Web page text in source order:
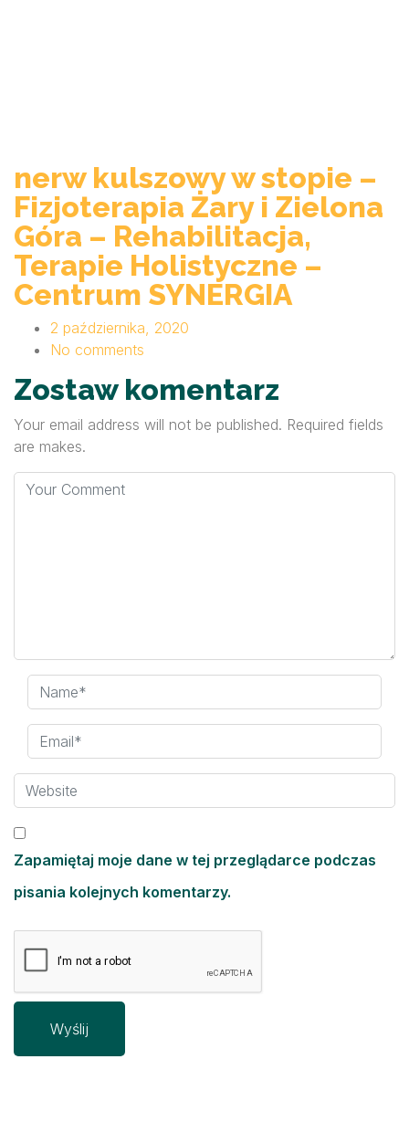
nerw kulszowy w stopie –
Fizjoterapia Żary i Zielona
Góra – Rehabilitacja,
Terapie Holistyczne –
Centrum SYNERGIA
2 października, 2020
No comments
Zostaw komentarz
Your email address will not be published. Required fields
are makes.
Zapamiętaj moje dane w tej przeglądarce podczas
pisania kolejnych komentarzy.